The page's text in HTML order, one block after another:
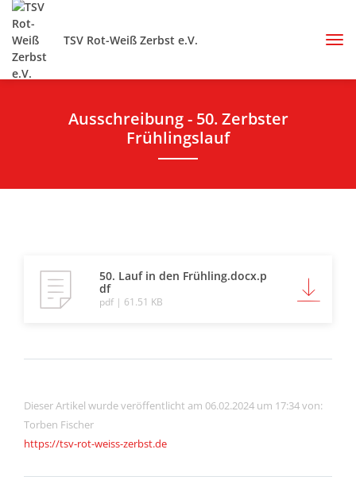
TSV Rot-Weiß Zerbst e.V.
Ausschreibung - 50. Zerbster
Frühlingslauf
50. Lauf in den Frühling.docx.p
df
pdf | 61.51 KB
Dieser Artikel wurde veröffentlicht am 06.02.2024 um 17:34 von:
Torben Fischer
https://tsv-rot-weiss-zerbst.de